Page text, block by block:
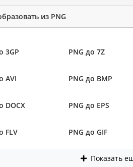
из PNG
3GP PNG до 7Z
AVI PNG до BMP
DOCX PNG до EPS
FLV PNG до GIF
Показать